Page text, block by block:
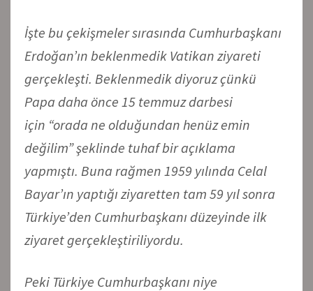
İşte bu çekişmeler sırasında Cumhurbaşkanı
Erdoğan’ın beklenmedik Vatikan ziyareti
gerçekleşti. Beklenmedik diyoruz çünkü
Papa daha önce 15 temmuz darbesi
için “orada ne olduğundan henüz emin
değilim” şeklinde tuhaf bir açıklama
yapmıştı. Buna rağmen 1959 yılında Celal
Bayar’ın yaptığı ziyaretten tam 59 yıl sonra
Türkiye’den Cumhurbaşkanı düzeyinde ilk
ziyaret gerçekleştiriliyordu.
Peki Türkiye Cumhurbaşkanı niye